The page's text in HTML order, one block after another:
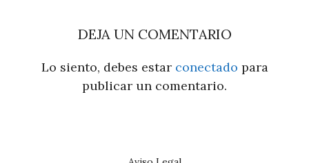
DEJA UN COMENTARIO
Lo siento, debes estar conectado para
publicar un comentario.